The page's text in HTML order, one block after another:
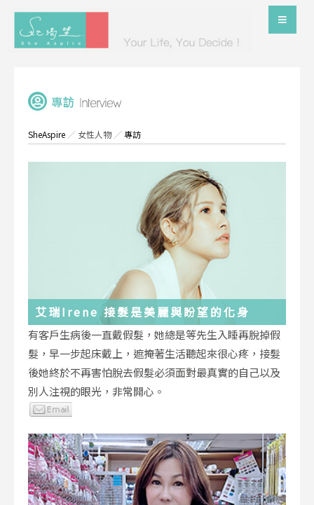
SheAspire ／ 女性人物／專訪
艾瑞Irene 接髮是美麗與盼望的化身
有客戶生病後一直戴假髮，她總是等先生入睡再脫掉假
髮，早一步起床戴上，遮掩著生活聽起來很心疼，接髮
後她終於不再害怕脫去假髮必須面對最真實的自己以及
別人注視的眼光，非常開心。